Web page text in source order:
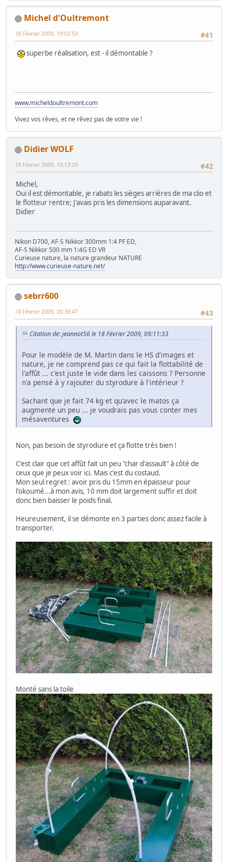
Michel d'Oultremont
#41
18 Février 2009, 19:02:53
superbe réalisation, est - il démontable ?
www.micheldoultremont.com
Vivez vos rêves, et ne rêvez pas de votre vie !
Didier WOLF
#42
18 Février 2009, 19:13:29
Michel,
Oui il est démontable, je rabats les sièges arrières de ma clio et
le flotteur rentre; J'avais pris les dimensions auparavant.
Didier
Nikon D700, AF-S Nikkor 300mm 1:4 PF ED,
AF-S Nikkor 500 mm 1:4G ED VR
Curieuse nature, la nature grandeur NATURE
http://www.curieuse-nature.net/
sebrr600
#43
18 Février 2009, 20:39:47
Citation de: jeannot56 le 18 Février 2009, 09:11:33
Pour le modèle de M. Martin dans le HS d'images et
nature, je ne comprend pas ce qui fait la flottabilité de
l'affût ... c'est juste le vide dans les caissons ? Personne
n'a pensé à y rajouter du styrodure à l'intérieur ?
Sachant que je fait 74 kg et qu'avec le matos ça
augmente un peu ... je voudrais pas vous conter mes
mésaventures
Non, pas besoin de styrodure et ça flotte très bien !
C'est clair que cet affût fait un peu "char d'assault" à côté de
ceux que je peux voir ici. Mais c'est du costaud.
Mon seul regret : avoir pris du 15mm en épaisseur pour
l'okoumé...à mon avis, 10 mm doit largement suffir et doit
donc bien baisser le poids final.
Heureusement, il se démonte en 3 parties donc assez facile à
transporter.
Monté sans la toile